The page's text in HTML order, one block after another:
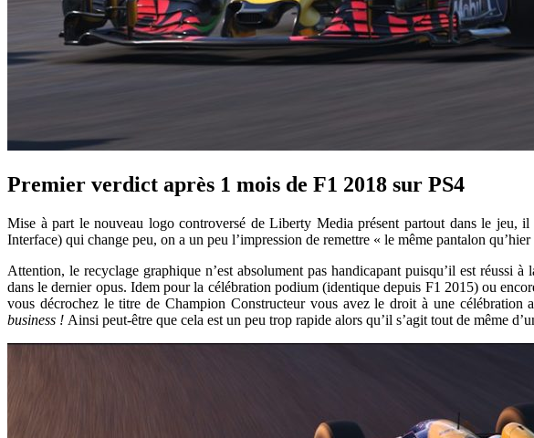
Premier verdict après 1 mois de F1 2018 sur PS4
Mise à part le nouveau logo controversé de Liberty Media présent partout dans le
Interface) qui change peu, on a un peu l’impression de remettre « le même pantalon
Attention, le recyclage graphique n’est absolument pas handicapant puisqu’il est réussi
dans le dernier opus. Idem pour la célébration podium (identique depuis F1 2015) ou
vous décrochez le titre de Champion Constructeur vous avez le droit à une
business ! Ainsi peut-être que cela est un peu trop rapide alors qu’il s’agit tout de même